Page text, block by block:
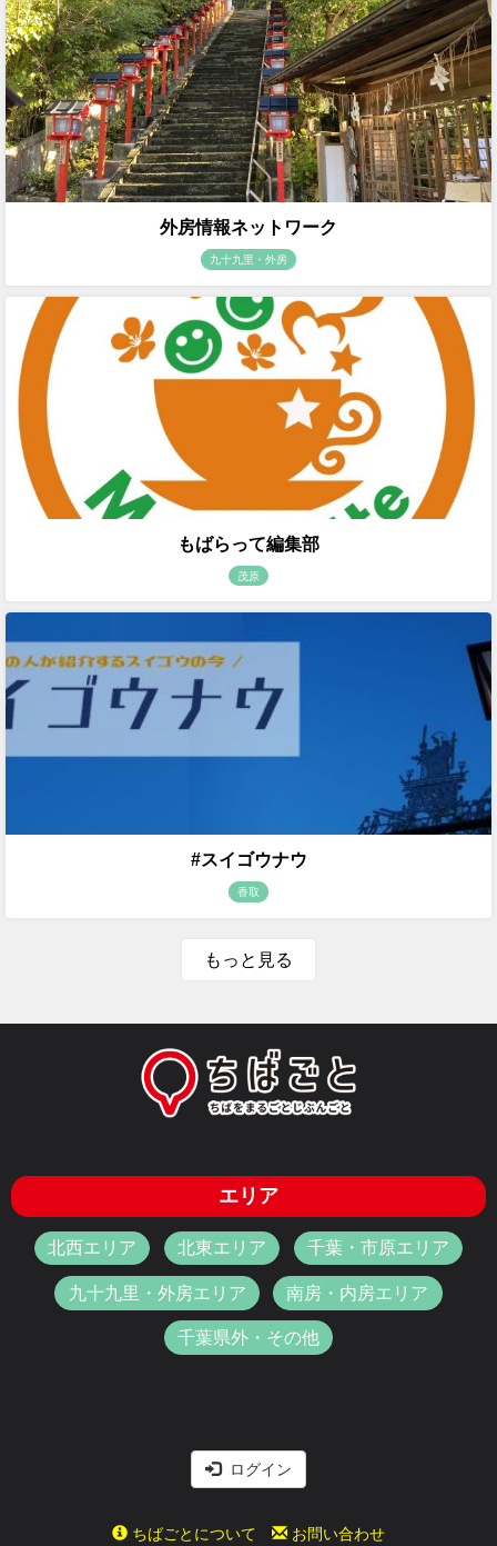
外房情報ネットワーク
九十九里・外房
もばらって編集部
茂原
#スイゴウナウ
香取
もっと見る
エリア
北西エリア 北東エリア 千葉・市原エリア
九十九里・外房エリア 南房・内房エリア
千葉県外・その他
ログイン
ちばごとについて お問い合わせ